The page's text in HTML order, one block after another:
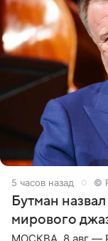
5 часов назад ©
Бутман
мирового